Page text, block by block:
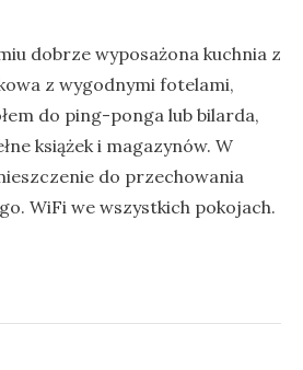
dobrze wyposażona kuchnia z
z wygodnymi fotelami,
do ping-ponga lub bilarda,
książek i magazynów. W
do przechowania
WiFi we wszystkich pokojach.